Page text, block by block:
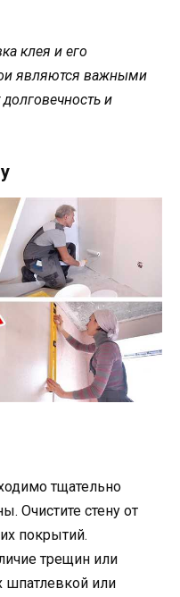
клея и его
являются важными
и
тщательно
Очистите стену от
покрытий.
трещин или
шпатлевкой или